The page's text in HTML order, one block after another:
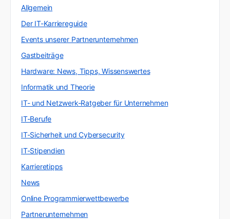
Allgemein
Der IT-Karriereguide
Events unserer Partnerunternehmen
Gastbeiträge
Hardware: News, Tipps, Wissenswertes
Informatik und Theorie
IT- und Netzwerk-Ratgeber für Unternehmen
IT-Berufe
IT-Sicherheit und Cybersecurity
IT-Stipendien
Karrieretipps
News
Online Programmierwettbewerbe
Partnerunternehmen